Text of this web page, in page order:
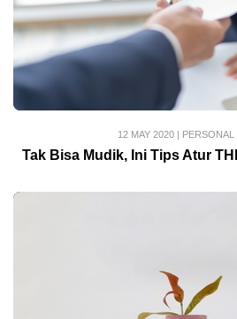
12 MAY 2020|
Tak Bisa Mudik, Ini Tips Atur